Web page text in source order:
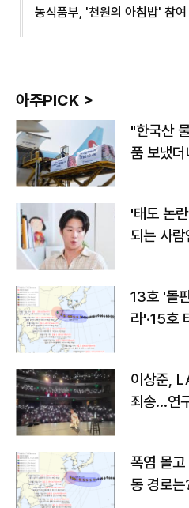
농식품부, '천원의 아침밥' 참
아주PICK >
"한국산
품 보냈
'태도 논
되는 사
13호 '돌
라'·15호
이상준,
죄송…연
폭염 몰
동 경로는